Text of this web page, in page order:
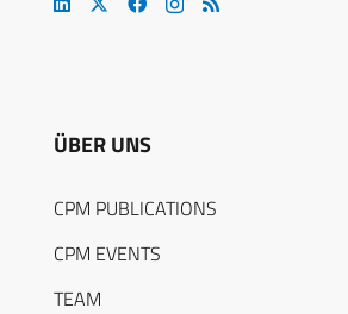
ÜBER UNS
CPM PUBLICATIONS
CPM EVENTS
TEAM